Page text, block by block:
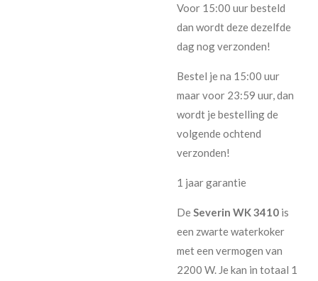
Voor 15:00 uur besteld
dan wordt deze dezelfde
dag nog verzonden!
Bestel je na 15:00 uur
maar voor 23:59 uur, dan
wordt je bestelling de
volgende ochtend
verzonden!
1 jaar garantie
DeSeverin WK 3410 is
een zwarte waterkoker
met een vermogen van
2200 W. Je kan in totaal 1